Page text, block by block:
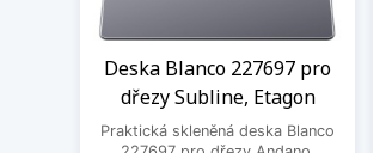
Deska Blanco 227697 pro
dřezy Subline, Etagon
Praktická skleněná deska Blanco